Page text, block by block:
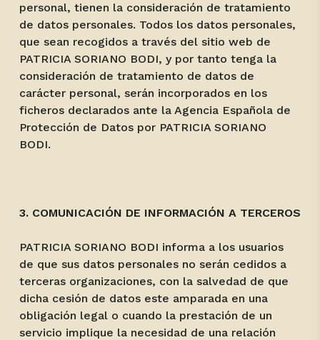
personal, tienen la consideración de tratamiento
de datos personales. Todos los datos personales,
que sean recogidos a través del sitio web de
PATRICIA SORIANO BODI, y por tanto tenga la
consideración de tratamiento de datos de
carácter personal, serán incorporados en los
ficheros declarados ante la Agencia Española de
Protección de Datos por PATRICIA SORIANO
BODI.
3. COMUNICACIÓN DE INFORMACIÓN A TERCEROS
PATRICIA SORIANO BODI informa a los usuarios
de que sus datos personales no serán cedidos a
terceras organizaciones, con la salvedad de que
dicha cesión de datos este amparada en una
obligación legal o cuando la prestación de un
servicio implique la necesidad de una relación